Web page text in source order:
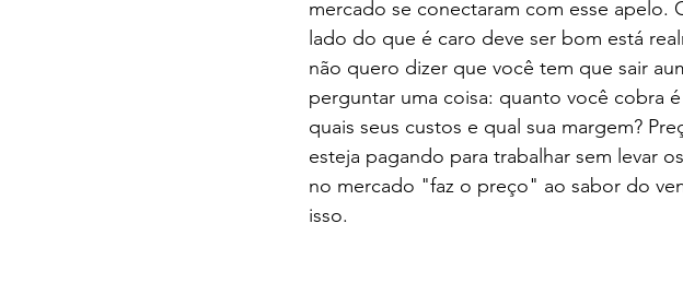
mercado se conectaram com esse apelo.
lado do que é caro deve ser bom está
não quero dizer que você tem que sair
perguntar uma coisa: quanto você cobra
quais seus custos e qual sua margem?
esteja pagando para trabalhar sem levar
no mercado "faz o preço" ao sabor do
isso.